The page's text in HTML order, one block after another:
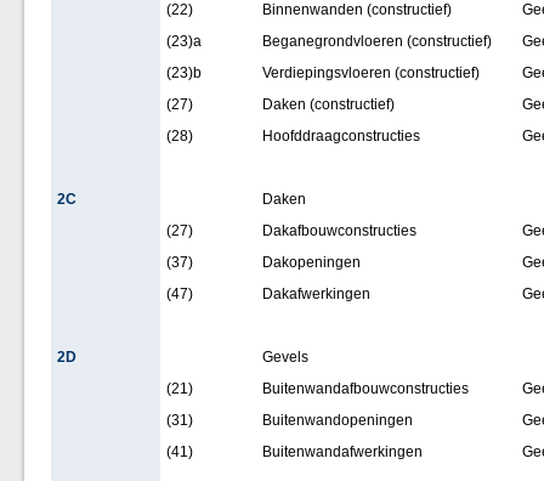
(22)
Binnenwanden (constructief)
(23)a
Beganegrondvloeren (constructief)
(23)b
Verdiepingsvloeren (constructief)
(27)
Daken (constructief)
(28)
Hoofddraagconstructies
2C
Daken
(27)
Dakafbouwconstructies
(37)
Dakopeningen
(47)
Dakafwerkingen
2D
Gevels
(21)
Buitenwandafbouwconstructies
(31)
Buitenwandopeningen
(41)
Buitenwandafwerkingen